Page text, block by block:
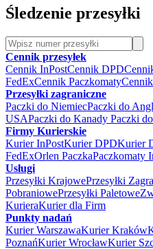
Śledzenie przesyłki
Cennik przesyłek
Cennik InPostCennik DPD
FedExCennik Paczkomaty
Przesyłki zagraniczne
Paczki do NiemiecPaczki do
USAPaczki do Kanady Paczki
Firmy Kurierskie
Kurier InPostKurier DPDKurier
FedExOrlen PaczkaPaczkomaty
Usługi
Przesyłki KrajowePrzesyłki
PobraniowePrzesyłki Paletowe
KurieraKurier dla Firm
Punkty nadań
Kurier WarszawaKurier Kraków
PoznańKurier WrocławKurier